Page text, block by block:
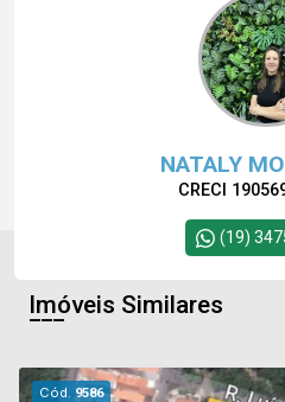
NATALY
CRECI
(19)
Imóveis Similares
Cód. 9586